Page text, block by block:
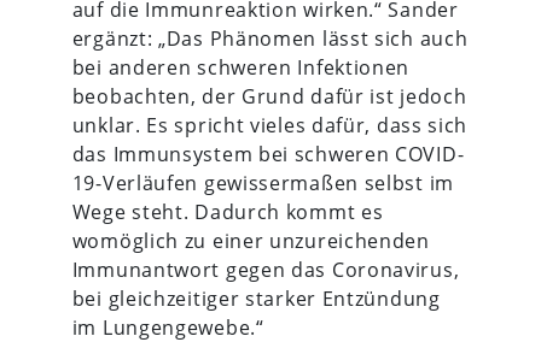
auf die Immunreaktion wirken.“ Sander
ergänzt: „Das Phänomen lässt sich auch
bei anderen schweren Infektionen
beobachten, der Grund dafür ist jedoch
unklar. Es spricht vieles dafür, dass sich
das Immunsystem bei schweren COVID-
19-Verläufen gewissermaßen selbst im
Wege steht. Dadurch kommt es
womöglich zu einer unzureichenden
Immunantwort gegen das Coronavirus,
bei gleichzeitiger starker Entzündung
im Lungengewebe.“